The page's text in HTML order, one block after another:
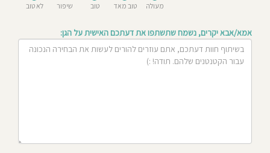
מעולה טוב מאד טוב
שיפור
לא טוב
אמא/אבא יקרים, נשמח שתשתפו את דעתכם האישית על הגן: